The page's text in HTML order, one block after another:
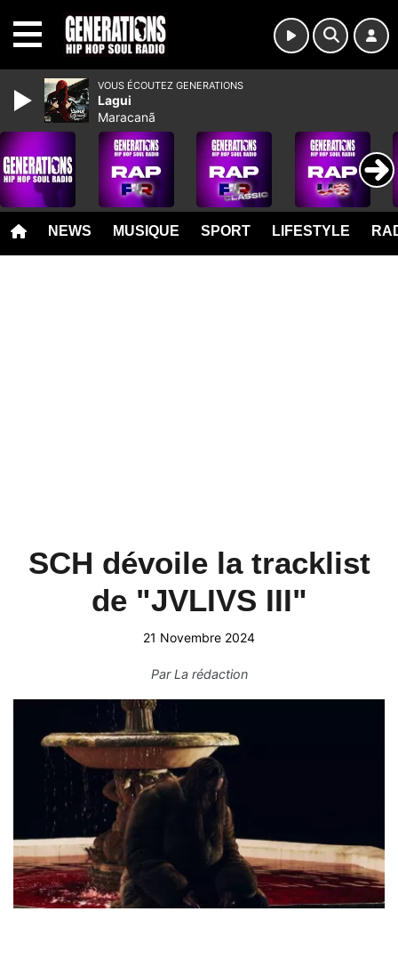
NEWS MUSIQUE SPORT LIFESTYLE
SCH dévoile la tracklist
de "JVLIVS III"
21 Novembre 2024
ParLa rédaction
VOUS ÉCOUTEZ GENERATIONS
Lagui
Maracanã